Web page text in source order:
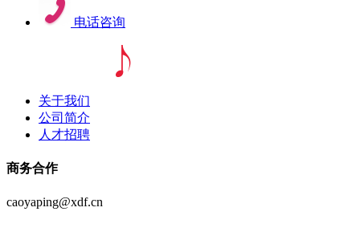
电话咨询
关于我们
公司简介
人才招聘
商务合作
caoyaping@xdf.cn